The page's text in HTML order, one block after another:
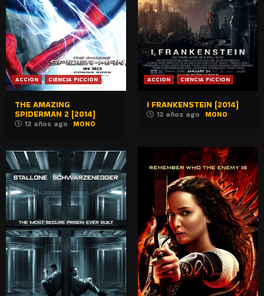
ACCION CIENCIA FICCION
THE AMAZING
SPIDERMAN 2 (2014)
12 años ago MONO
ACCION CIENCIA FICCION
I FRANKENSTEIN (2014)
12 años ago MONO